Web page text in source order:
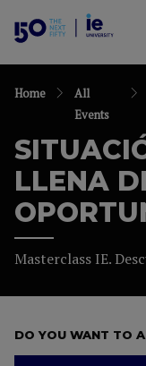
Home
All
Events
LLENA
Masterclass IE.
DO YOU WANT TO